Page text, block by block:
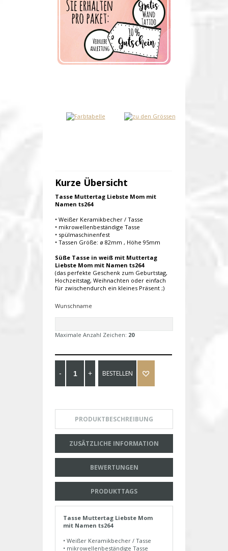
Produktnummer:ts264-E
Verfügbarkeit:Auf Lager
Lieferzeit: 1-2 Werktage
Kurze Übersicht
Tasse Muttertag Liebste Mom mit
Namen ts264
• Weißer Keramikbecher / Tasse
• mikrowellenbeständige Tasse
• spülmaschinenfest
• Tassen Größe: ø 82mm , Höhe 95mm
Süße Tasse in weiß mit Muttertag
Liebste Mom mit Namen ts264
(das perfekte Geschenk zum Geburtstag,
Hochzeitstag, Weihnachten oder einfach
für zwischendurch ein kleines Präsent ;)
Wunschname
Maximale Anzahl Zeichen: 20
BESTELLEN
PRODUKTBESCHREIBUNG
ZUSÄTZLICHE INFORMATION
BEWERTUNGEN
PRODUKTTAGS
Tasse Muttertag Liebste Mom
mit Namen ts264
• Weißer Keramikbecher / Tasse
• mikrowellenbeständige Tasse